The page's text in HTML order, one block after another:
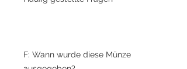
F: Wann wurde diese Münze